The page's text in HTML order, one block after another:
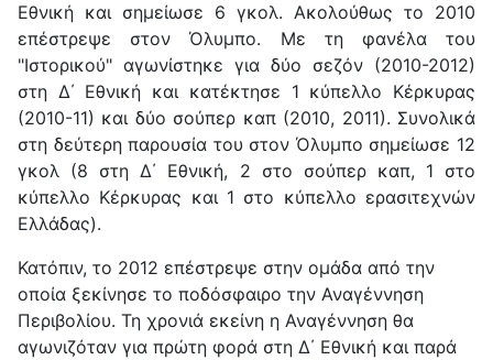
Εθνική και σημείωσε 6 γκολ. Ακολούθως το 2010
επέστρεψε στον Όλυμπο. Με τη φανέλα του
"Ιστορικού" αγωνίστηκε για δύο σεζόν (2010-2012)
στη Δ΄ Εθνική και κατέκτησε 1 κύπελλο Κέρκυρας
(2010-11) και δύο σούπερ καπ (2010, 2011). Συνολικά
στη δεύτερη παρουσία του στον Όλυμπο σημείωσε 12
γκολ (8 στη Δ΄ Εθνική, 2 στο σούπερ καπ, 1 στο
κύπελλο Κέρκυρας και 1 στο κύπελλο ερασιτεχνών
Ελλάδας).
Κατόπιν, το 2012 επέστρεψε στην ομάδα από την
οποία ξεκίνησε το ποδόσφαιρο την Αναγέννηση
Περιβολίου. Τη χρονιά εκείνη η Αναγέννηση θα
αγωνιζόταν για πρώτη φορά στη Δ΄ Εθνική και παρά